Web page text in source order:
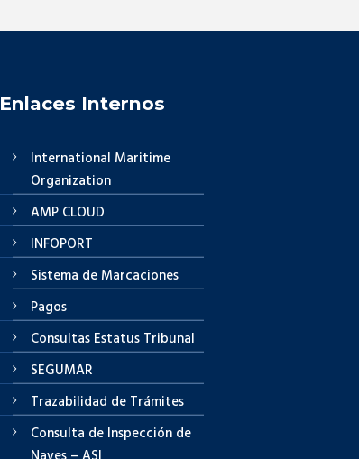
Enlaces Internos
International Maritime
Organization
AMP CLOUD
INFOPORT
Sistema de Marcaciones
Pagos
Consultas Estatus Tribunal
SEGUMAR
Trazabilidad de Trámites
Consulta de Inspección de